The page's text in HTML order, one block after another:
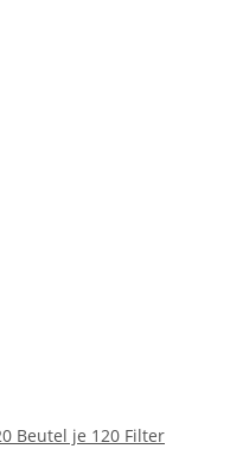
Beutel je 120 Filter